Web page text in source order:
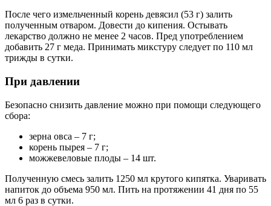
После чего измельченный корень девясил (53 г) залить
полученным отваром. Довести до кипения. Остывать
лекарство должно не менее 2 часов. Пред употреблением
добавить 27 г меда. Принимать микстуру следует по 110 мл
трижды в сутки.
При давлении
Безопасно снизить давление можно при помощи следующего
сбора:
зерна овса – 7 г;
корень пырея – 7 г;
можжевеловые плоды – 14 шт.
Полученную смесь залить 1250 мл крутого кипятка. Уваривать
напиток до объема 950 мл. Пить на протяжении 41 дня по 55
мл 6 раз в сутки.